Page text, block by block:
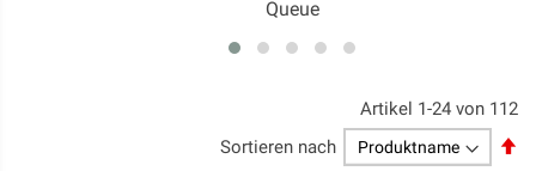
Queue
Artikel 1-24 von 112
Sortieren nach